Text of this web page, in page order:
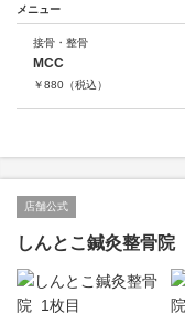
メニュー
接骨・整骨
MCC
￥880 （税込）
店舗公式
しんとこ鍼灸整骨院